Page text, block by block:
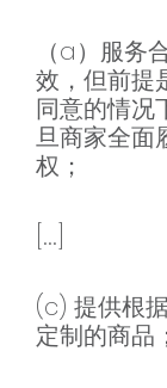
（a）服务
效，但前提
同意的情况
旦商家全面
权；
[...]
(c) 提供根
定制的商品